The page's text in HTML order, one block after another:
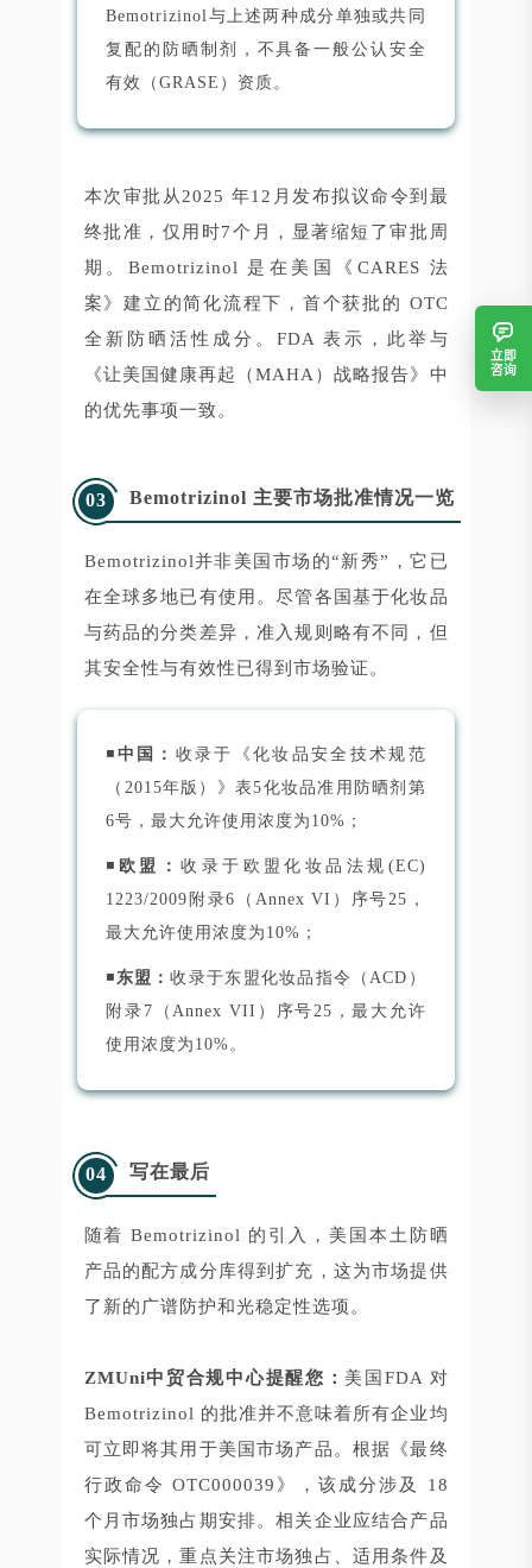
Bemotrizinol与上述两种成分单独或共同
复配的防晒制剂，不具备一般公认安全
有效（GRASE）资质。
本次审批从2025 年12月发布拟议命令到最
终批准，仅用时7个月，显著缩短了审批周
期。Bemotrizinol 是在美国《CARES 法
案》建立的简化流程下，首个获批的 OTC
全新防晒活性成分。FDA 表示，此举与
《让美国健康再起（MAHA）战略报告》中
的优先事项一致。
03 Bemotrizinol 主要市场批准情况一览
Bemotrizinol并非美国市场的“新秀”，它已
在全球多地已有使用。尽管各国基于化妆品
与药品的分类差异，准入规则略有不同，但
其安全性与有效性已得到市场验证。
◾ 中国： 收录于《化妆品安全技术规范
（2015年版）》表5化妆品准用防晒剂第
6号，最大允许使用浓度为10%；
◾ 欧盟：收录于欧盟化妆品法规(EC)
1223/2009附录6（Annex VI）序号25，
最大允许使用浓度为10%；
◾ 东盟：收录于东盟化妆品指令（ACD）
附录7（Annex VII）序号25，最大允许
使用浓度为10%。
04 写在最后
随着 Bemotrizinol 的引入，美国本土防晒
产品的配方成分库得到扩充，这为市场提供
了新的广谱防护和光稳定性选项。
ZMUni中贸合规中心提醒您： 美国FDA 对
Bemotrizinol 的批准并不意味着所有企业均
可立即将其用于美国市场产品。根据《最终
行政命令 OTC000039》，该成分涉及 18
个月市场独占期安排。相关企业应结合产品
实际情况，重点关注市场独占、适用条件及
立即
咨询